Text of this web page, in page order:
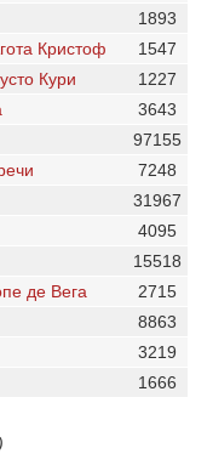
1893
Кристоф
1547
Кури
1227
3643
97155
7248
31967
4095
15518
де Вега
2715
8863
3219
1666